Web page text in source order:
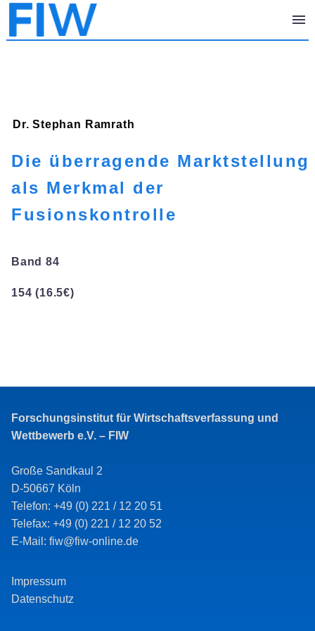
Dr. Stephan Ramrath
Die überragende Marktstellung
als Merkmal der
Fusionskontrolle
Band 84
154 (16.5€)
Forschungsinstitut für Wirtschaftsverfassung und
Wettbewerb e.V. – FIW
Große Sandkaul 2
D-50667 Köln
Telefon: +49 (0) 221 / 12 20 51
Telefax: +49 (0) 221 / 12 20 52
E-Mail: fiw@fiw-online.de
Impressum
Datenschutz